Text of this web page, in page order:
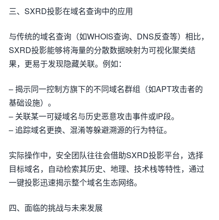
三、SXRD投影在域名查询中的应用
与传统的域名查询（如WHOIS查询、DNS反查等）相比，
SXRD投影能够将海量的分散数据映射为可视化聚类结
果，更易于发现隐藏关联。例如：
– 揭示同一控制方旗下的不同域名群组（如APT攻击者的
基础设施）。
– 关联某一可疑域名与历史恶意攻击事件或IP段。
– 追踪域名更换、混淆等躲避溯源的行为特征。
实际操作中，安全团队往往会借助SXRD投影平台，选择
目标域名，自动检索其历史、地理、技术栈等特性，通过
一键投影迅速揭示整个域名生态网络。
四、面临的挑战与未来发展